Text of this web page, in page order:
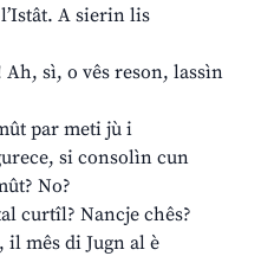
A sierin lis
Ah, sì, o vês reson, lassìn
par meti jù i
si consolìn cun
No?
curtîl? Nancje chês?
mês di Jugn al è